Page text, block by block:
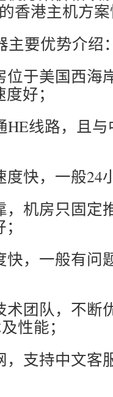
香港主机方
要优势介绍
于美国西海
好；
线路，且与
，一般24
机房只固定
，一般有问
团队，不断
性能；
支持中文客